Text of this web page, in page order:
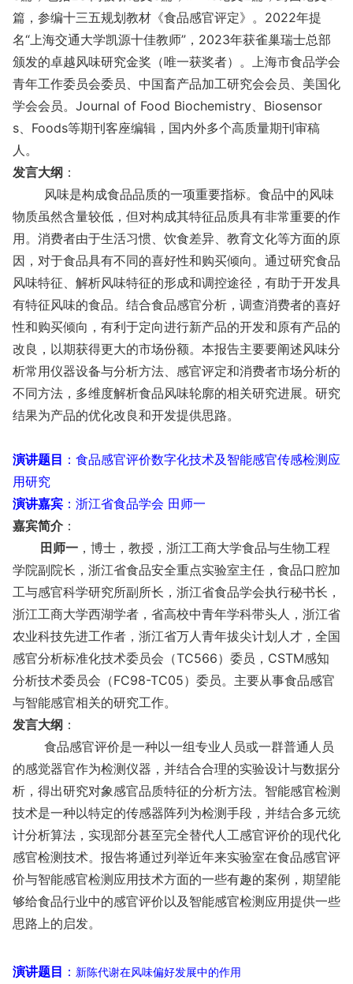
篇，参编十三五规划教材《食品感官评定》。2022年提
名“上海交通大学凯源十佳教师”，2023年获雀巢瑞士总部
颁发的卓越风味研究金奖（唯一获奖者）。上海市食品学会
青年工作委员会委员、中国畜产品加工研究会会员、美国化
学会会员。Journal of Food Biochemistry、Biosensor
s、Foods等期刊客座编辑，国内外多个高质量期刊审稿
人。
发言大纲 ：
风味是构成食品品质的一项重要指标。食品中的风味
物质虽然含量较低，但对构成其特征品质具有非常重要的作
用。消费者由于生活习惯、饮食差异、教育文化等方面的原
因，对于食品具有不同的喜好性和购买倾向。通过研究食品
风味特征、解析风味特征的形成和调控途径，有助于开发具
有特征风味的食品。结合食品感官分析，调查消费者的喜好
性和购买倾向，有利于定向进行新产品的开发和原有产品的
改良，以期获得更大的市场份额。本报告主要要阐述风味分
析常用仪器设备与分析方法、感官评定和消费者市场分析的
不同方法，多维度解析食品风味轮廓的相关研究进展。研究
结果为产品的优化改良和开发提供思路。
演讲题目 ： 食品感官评价数字化技术及智能感官传感检测应
用研究
演讲嘉宾 ： 浙江省食品学会 田师一
嘉宾简介 ：
田师一 ，博士，教授，浙江工商大学食品与生物工程
学院副院长，浙江省食品安全重点实验室主任，食品口腔加
工与感官科学研究所副所长，浙江省食品学会执行秘书长，
浙江工商大学西湖学者，省高校中青年学科带头人，浙江省
农业科技先进工作者，浙江省万人青年拔尖计划人才，全国
感官分析标准化技术委员会（TC566）委员，CSTM感知
分析技术委员会（FC98-TC05）委员。主要从事食品感官
与智能感官相关的研究工作。
发言大纲 ：
食品感官评价是一种以一组专业人员或一群普通人员
的感觉器官作为检测仪器，并结合合理的实验设计与数据分
析，得出研究对象感官品质特征的分析方法。智能感官检测
技术是一种以特定的传感器阵列为检测手段，并结合多元统
计分析算法，实现部分甚至完全替代人工感官评价的现代化
感官检测技术。报告将通过列举近年来实验室在食品感官评
价与智能感官检测应用技术方面的一些有趣的案例，期望能
够给食品行业中的感官评价以及智能感官检测应用提供一些
思路上的启发。
演讲题目 ： 新陈代谢在风味偏好发展中的作用